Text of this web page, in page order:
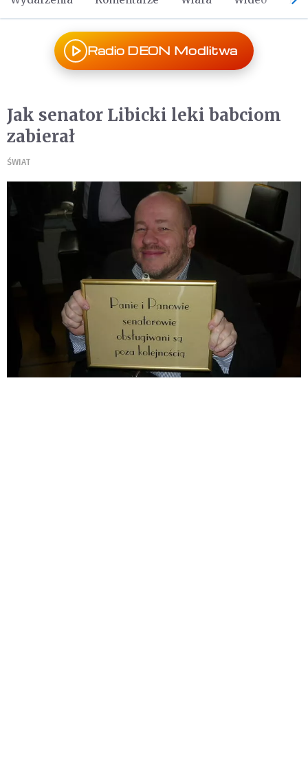
Radio DEON Modlitwa
Jak senator Libicki leki babciom
zabierał
ŚWIAT